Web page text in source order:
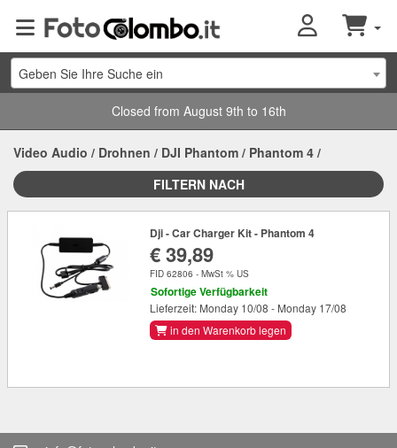
Geben Sie Ihre Suche ein
Closed from August 9th to 16th
Video Audio / Drohnen / DJI Phantom / Phantom 4 /
FILTERN NACH
Dji - Car Charger Kit - Phantom 4
€ 39,89
FID 62806 - MwSt % US
Sofortige Verfügbarkeit
Lieferzeit: Monday 10/08 - Monday 17/08
in den Warenkorb legen